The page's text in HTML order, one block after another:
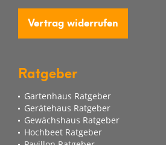
Vertrag widerrufen
Ratgeber
Gartenhaus Ratgeber
Gerätehaus Ratgeber
Gewächshaus Ratgeber
Hochbeet Ratgeber